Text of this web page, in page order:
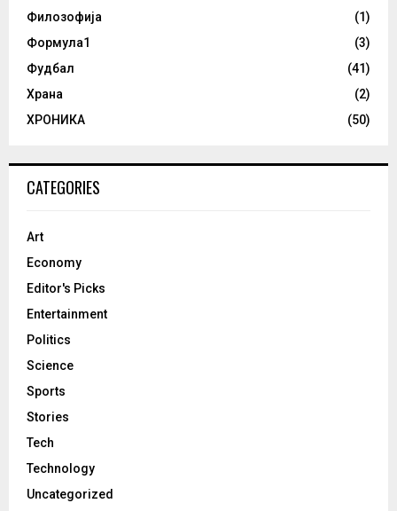
Филозофија
(1)
Формула1
(3)
Фудбал
(41)
Храна
(2)
ХРОНИКА
(50)
CATEGORIES
Art
Economy
Editor's Picks
Entertainment
Politics
Science
Sports
Stories
Tech
Technology
Uncategorized